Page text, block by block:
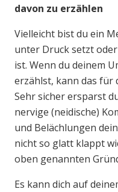
davon zu erzählen
Vielleicht bist du ein
unter Druck setzt
ist. Wenn du deinem
erzählst, kann das für
Sehr sicher ersparst
nervige (neidische)
und Belächlungen
nicht so glatt klappt
oben genannten
Es kann dich auf